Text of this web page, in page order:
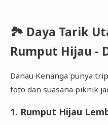
🏞️ Daya Tarik
Rumput Hijau -
Danau Kenanga punya
foto dan suasana piknik
1. Rumput Hijau